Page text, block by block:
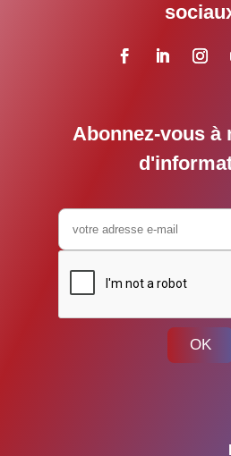
Abonnez-vous à
OK